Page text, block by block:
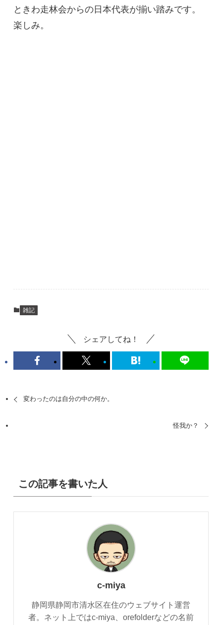
ときわ走林会からの日本代表が揃い踏みです。
楽しみ。
雑記
シェアしてね！
変わったのは自分の中の何か。
怪我か？
この記事を書いた人
c-miya
静岡県静岡市清水区在住のウェブサイト運営
者。ネット上ではc-miya、orefolderなどの名前